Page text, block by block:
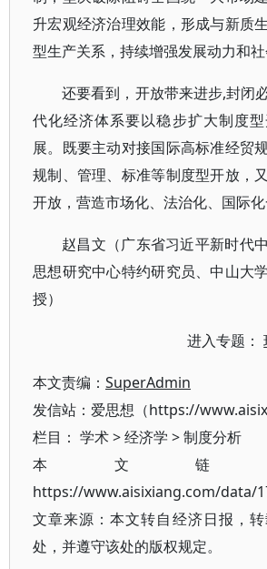
升宏观经济治理效能，形成与新质
型生产关系，持续增强发展动力和社
还要看到，开放带来进步,封闭
代化经济体系要以稳步扩大制度
展。既要主动对接国际高标准经贸
规制、管理、标准等制度型开放，
开放，营造市场化、法治化、国际化
赵昌文（广东省习近平新时代
思想研究中心特约研究员、中山大
授）
进入专题：
本文责编： SuperAdmin
发信站：爱思想（https://
栏目： 学术>经济学 >制度分析
本文链
https://www.aisixiang.com/data/
文章来源：本文转自经济日报，
处，并遵守该处的版权规定。